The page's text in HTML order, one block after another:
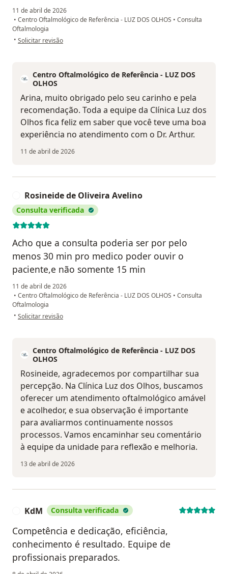
11 de abril de 2026
• Centro Oftalmológico de Referência - LUZ DOS OLHOS • Consulta
Oftalmologia
• na opinião do utilizador Arina Serafim Negrine
Solicitar revisão
Centro Oftalmológico de Referência - LUZ DOS
OLHOS
Arina, muito obrigado pelo seu carinho e pela
recomendação. Toda a equipe da Clínica Luz dos
Olhos fica feliz em saber que você teve uma boa
experiência no atendimento com o Dr. Arthur.
11 de abril de 2026
Rosineide de Oliveira Avelino
Consulta verificada
Acho que a consulta poderia ser por pelo
menos 30 min pro medico poder ouvir o
paciente,e não somente 15 min
11 de abril de 2026
• Centro Oftalmológico de Referência - LUZ DOS OLHOS • Consulta
Oftalmologia
• na opinião do utilizador Rosineide de Oliveira Avelino
Solicitar revisão
Centro Oftalmológico de Referência - LUZ DOS
OLHOS
Rosineide, agradecemos por compartilhar sua
percepção. Na Clínica Luz dos Olhos, buscamos
oferecer um atendimento oftalmológico amável
e acolhedor, e sua observação é importante
para avaliarmos continuamente nossos
processos. Vamos encaminhar seu comentário
à equipe da unidade para reflexão e melhoria.
13 de abril de 2026
KdM Consulta verificada
Competência e dedicação, eficiência,
conhecimento é resultado. Equipe de
profissionais preparados.